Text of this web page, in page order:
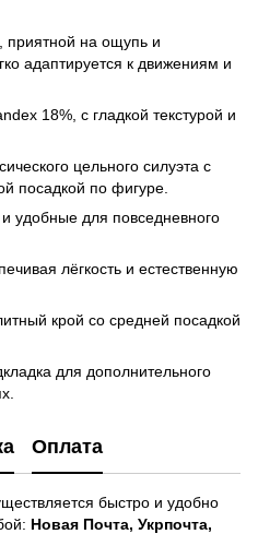
приятной на ощупь и
адаптируется к движениям и
18%, с гладкой текстурой и
цельного силуэта с
посадкой по фигуре.
для повседневного
лёгкость и естественную
крой со средней посадкой
для дополнительного
Оплата
быстро и удобно
Новая Почта, Укрпочта,